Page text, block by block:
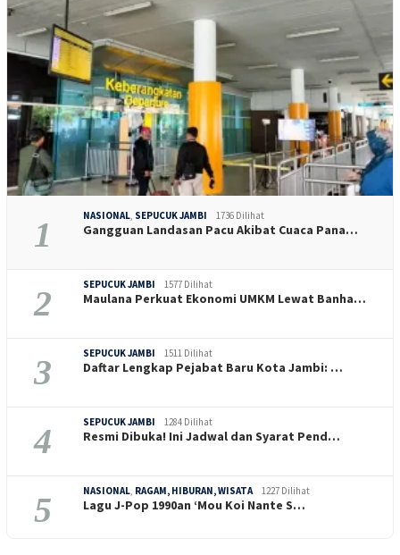
1 NASIONAL, SEPUCUK JAMBI 1736 Dilihat
Gangguan Landasan Pacu Akibat Cuaca Pana…
2 SEPUCUK JAMBI 1577 Dilihat
Maulana Perkuat Ekonomi UMKM Lewat Banha…
3 SEPUCUK JAMBI 1511 Dilihat
Daftar Lengkap Pejabat Baru Kota Jambi: …
4 SEPUCUK JAMBI 1284 Dilihat
Resmi Dibuka! Ini Jadwal dan Syarat Pend…
5 NASIONAL, RAGAM, HIBURAN, WISATA 1227 Dilihat
Lagu J-Pop 1990an ‘Mou Koi Nante S…